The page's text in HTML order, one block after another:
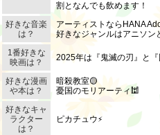
割となんでも飲めます！
好きな音楽
は？
アーティストならHANA
好きなジャンルはアニソン
1番好きな
映画は？
2025年は『鬼滅の刃』と
好きな漫画
や本は？
暗殺教室🟡
憂国のモリアーティ🕍
好きなキャ
ラクター
は？
ピカチュウ⚡ キャストペー
このお店を
北海道